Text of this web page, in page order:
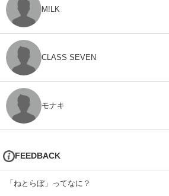
M!LK
CLASS SEVEN
モナキ
FEEDBACK
「ねとらぼ」ってなに？